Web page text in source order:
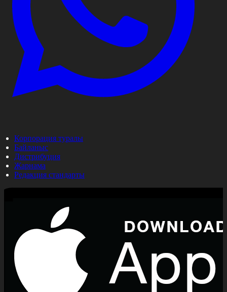
Корпорация туралы
Байланыс
Дистрибуция
Жарнама
Редакция стандарты